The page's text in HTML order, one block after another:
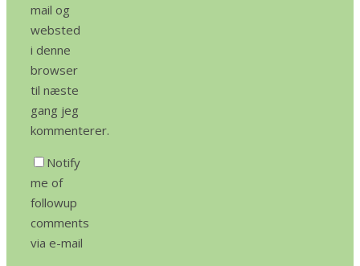
mail og
websted
i denne
browser
til næste
gang jeg
kommenterer.
Notify
me of
followup
comments
via e-mail